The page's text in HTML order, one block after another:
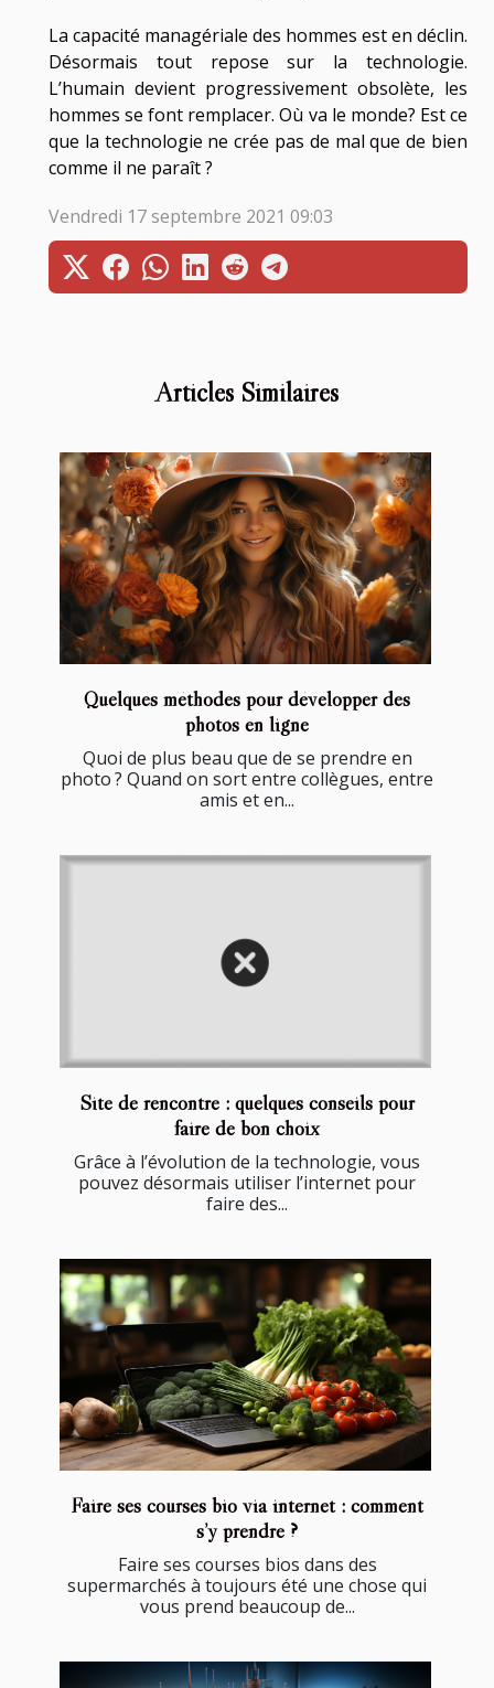
Articles Similaires
Quelques méthodes pour développer des
photos en ligne
Quoi de plus beau que de se prendre en
photo ? Quand on sort entre collègues, entre
amis et en...
Site de rencontre : quelques conseils pour
faire de bon choix
Grâce à l’évolution de la technologie, vous
pouvez désormais utiliser l’internet pour
faire des...
Faire ses courses bio via internet : comment
s’y prendre ?
Faire ses courses bios dans des
supermarchés à toujours été une chose qui
vous prend beaucoup de...
La capacité managériale des hommes est en déclin.
Désormais tout repose sur la technologie.
L’humain devient progressivement obsolète, les
hommes se font remplacer. Où va le monde? Est ce
que la technologie ne crée pas de mal que de bien
comme il ne paraît ?
Vendredi 17 septembre 2021 09:03